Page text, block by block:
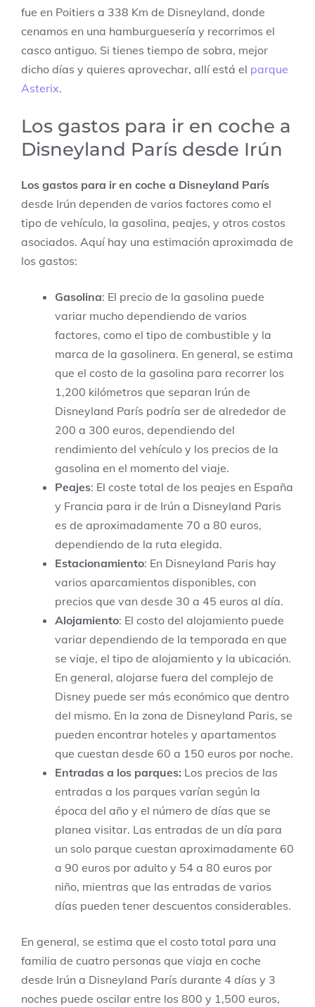
fue en Poitiers a 338 Km de Disneyland, donde
cenamos en una hamburguesería y recorrimos el
casco antiguo. Si tienes tiempo de sobra, mejor
dicho días y quieres aprovechar, allí está el parque
Asterix.
Los gastos para ir en coche a
Disneyland París desde Irún
Los gastos para ir en coche a Disneyland París
desde Irún dependen de varios factores como el
tipo de vehículo, la gasolina, peajes, y otros costos
asociados. Aquí hay una estimación aproximada de
los gastos:
Gasolina: El precio de la gasolina puede
variar mucho dependiendo de varios
factores, como el tipo de combustible y la
marca de la gasolinera. En general, se estima
que el costo de la gasolina para recorrer los
1,200 kilómetros que separan Irún de
Disneyland París podría ser de alrededor de
200 a 300 euros, dependiendo del
rendimiento del vehículo y los precios de la
gasolina en el momento del viaje.
Peajes: El coste total de los peajes en España
y Francia para ir de Irún a Disneyland Paris
es de aproximadamente 70 a 80 euros,
dependiendo de la ruta elegida.
Estacionamiento: En Disneyland Paris hay
varios aparcamientos disponibles, con
precios que van desde 30 a 45 euros al día.
Alojamiento: El costo del alojamiento puede
variar dependiendo de la temporada en que
se viaje, el tipo de alojamiento y la ubicación.
En general, alojarse fuera del complejo de
Disney puede ser más económico que dentro
del mismo. En la zona de Disneyland Paris, se
pueden encontrar hoteles y apartamentos
que cuestan desde 60 a 150 euros por noche.
Entradas a los parques: Los precios de las
entradas a los parques varían según la
época del año y el número de días que se
planea visitar. Las entradas de un día para
un solo parque cuestan aproximadamente 60
a 90 euros por adulto y 54 a 80 euros por
niño, mientras que las entradas de varios
días pueden tener descuentos considerables.
En general, se estima que el costo total para una
familia de cuatro personas que viaja en coche
desde Irún a Disneyland París durante 4 días y 3
noches puede oscilar entre los 800 y 1,500 euros,